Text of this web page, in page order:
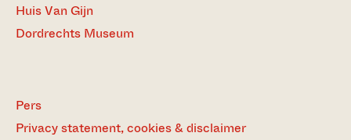
Huis Van Gijn
Dordrechts Museum
Pers
Privacy statement, cookies & disclaimer